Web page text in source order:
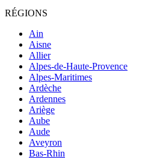
RÉGIONS
Ain
Aisne
Allier
Alpes-de-Haute-Provence
Alpes-Maritimes
Ardèche
Ardennes
Ariège
Aube
Aude
Aveyron
Bas-Rhin